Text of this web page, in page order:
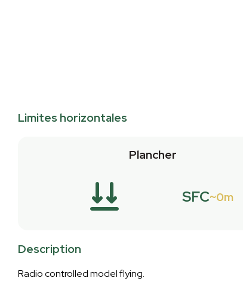
Limites horizontales
Plancher
SFC 0m
Description
Radio controlled model flying.